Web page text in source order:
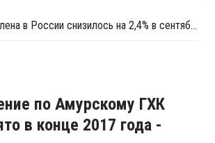
Производство этилена в России снизилось на 2,4% в сентябре
по Амурскому ГХК
в конце 2017 года -